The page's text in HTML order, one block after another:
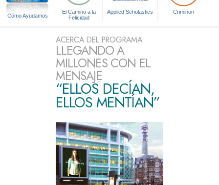
Cómo Ayudamos
El Camino a la
Felicidad
Applied Scholastics Criminon
ACERCA DEL PROGRAMA
LLEGANDO A
MILLONES CON EL
MENSAJE
“ELLOS DECÍAN,
ELLOS MENTÍAN”